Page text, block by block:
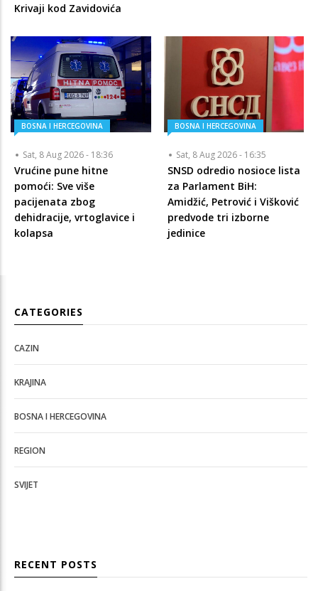
Krivaji kod Zavidovića
BOSNA I HERCEGOVINA
Sat, 8 Aug 2026 - 18:36
Vrućine pune hitne
pomoći: Sve više
pacijenata zbog
dehidracije, vrtoglavice i
kolapsa
BOSNA I HERCEGOVINA
Sat, 8 Aug 2026 - 16:35
SNSD odredio nosioce lista
za Parlament BiH:
Amidžić, Petrović i Višković
predvode tri izborne
jedinice
CATEGORIES
CAZIN
KRAJINA
BOSNA I HERCEGOVINA
REGION
SVIJET
RECENT POSTS